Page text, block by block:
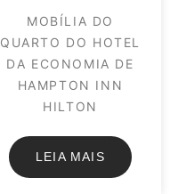
MOBÍLIA DO
QUARTO DO HOTEL
DA ECONOMIA DE
HAMPTON INN
HILTON
LEIA MAIS